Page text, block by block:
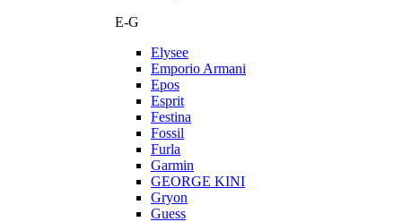
E-G
Elysee
Emporio Armani
Epos
Esprit
Festina
Fossil
Furla
Garmin
GEORGE KINI
Gryon
Guess